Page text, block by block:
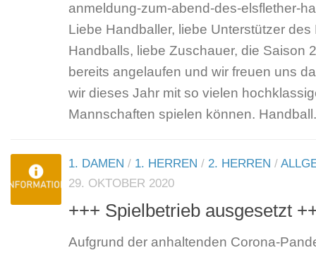
anmeldung-zum-abend-des-elsflether-
Liebe Handballer, liebe Unterstützer des
Handballs, liebe Zuschauer, die Saison
bereits angelaufen und wir freuen uns
wir dieses Jahr mit so vielen
Mannschaften spielen können.
1. DAMEN / 1. HERREN / 2. HERREN /
29. OKTOBER 2020
+++ Spielbetrieb ausgesetzt
Aufgrund der anhaltenden Corona-